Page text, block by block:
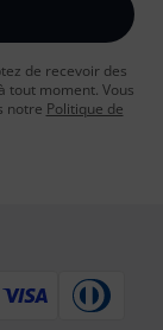
de recevoir des
tout moment. Vous
notre Politique de